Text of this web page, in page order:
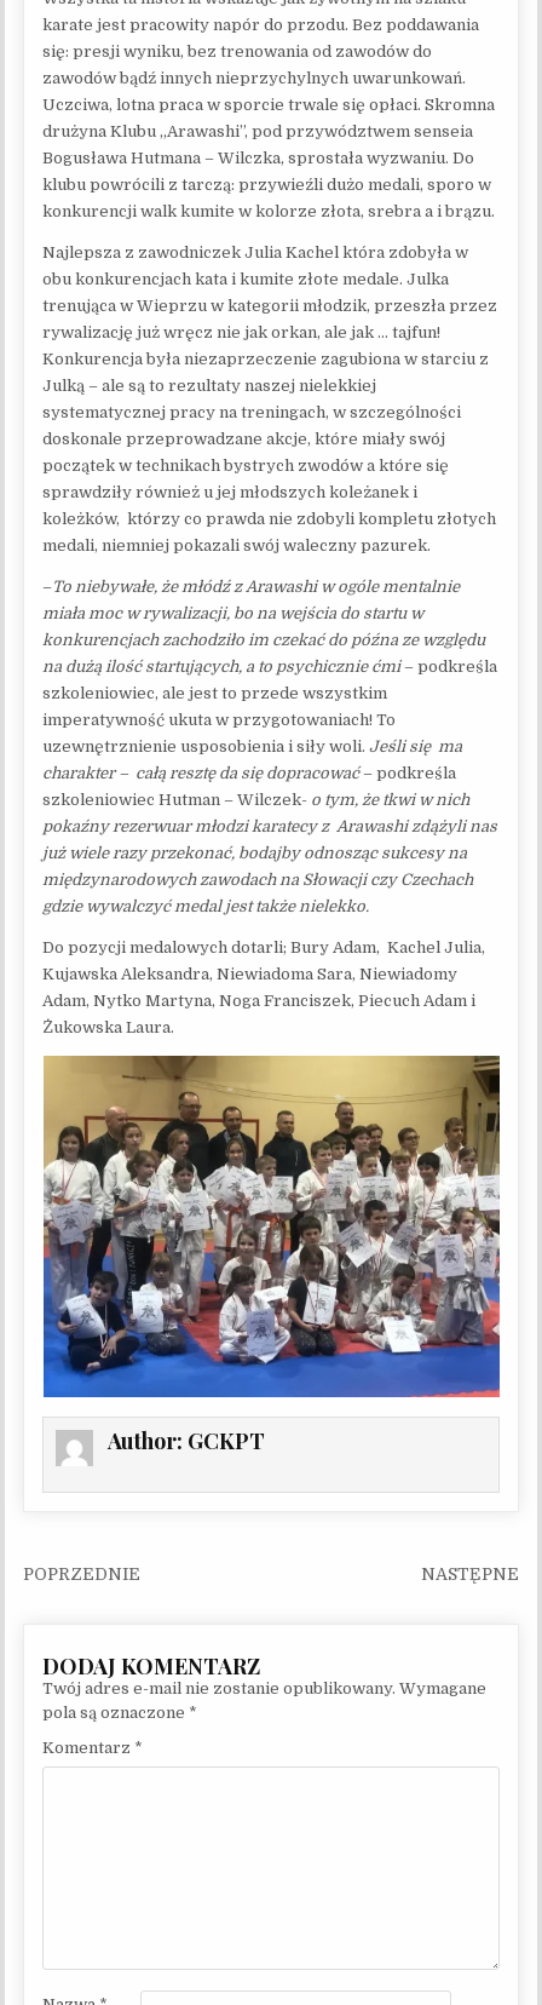
karate jest pracowity napór do przodu. Bez poddawania
się: presji wyniku, bez trenowania od zawodów do
zawodów bądź innych nieprzychylnych uwarunkowań.
Uczciwa, lotna praca w sporcie trwale się opłaci. Skromna
drużyna Klubu „Arawashi”, pod przywództwem senseia
Bogusława Hutmana – Wilczka, sprostała wyzwaniu. Do
klubu powrócili z tarczą: przywieźli dużo medali, sporo w
konkurencji walk kumite w kolorze złota, srebra a i brązu.
Najlepsza z zawodniczek Julia Kachel która zdobyła w
obu konkurencjach kata i kumite złote medale. Julka
trenująca w Wieprzu w kategorii młodzik, przeszła przez
rywalizację już wręcz nie jak orkan, ale jak … tajfun!
Konkurencja była niezaprzeczenie zagubiona w starciu z
Julką – ale są to rezultaty naszej nielekkiej
systematycznej pracy na treningach, w szczególności
doskonale przeprowadzane akcje, które miały swój
początek w technikach bystrych zwodów a które się
sprawdziły również u jej młodszych koleżanek i
koleżków, którzy co prawda nie zdobyli kompletu złotych
medali, niemniej pokazali swój waleczny pazurek.
–To niebywałe, że młódź z Arawashi w ogóle mentalnie
miała moc w rywalizacji, bo na wejścia do startu w
konkurencjach zachodziło im czekać do późna ze względu
na dużą ilość startujących, a to psychicznie ćmi– podkreśla
szkoleniowiec, ale jest to przede wszystkim
imperatywność ukuta w przygotowaniach! To
uzewnętrznienie usposobienia i siły woli.Jeśli się ma
charakter – całą resztę da się dopracować– podkreśla
szkoleniowiec Hutman – Wilczek- o tym, że tkwi w nich
pokaźny rezerwuar młodzi karatecy z Arawashi zdążyli nas
już wiele razy przekonać, bodajby odnosząc sukcesy na
międzynarodowych zawodach na Słowacji czy Czechach
gdzie wywalczyć medal jest także nielekko.
Do pozycji medalowych dotarli; Bury Adam, Kachel Julia,
Kujawska Aleksandra, Niewiadoma Sara, Niewiadomy
Adam, Nytko Martyna, Noga Franciszek, Piecuch Adam i
Żukowska Laura.
Author: GCKPT
Nawigacja wpisu
Twój adres e-mail nie zostanie opublikowany. Wymagane
pola są oznaczone *
Komentarz *